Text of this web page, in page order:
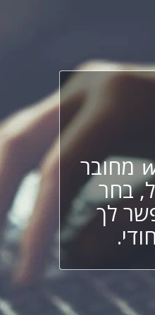
מחובר
בחר
לך